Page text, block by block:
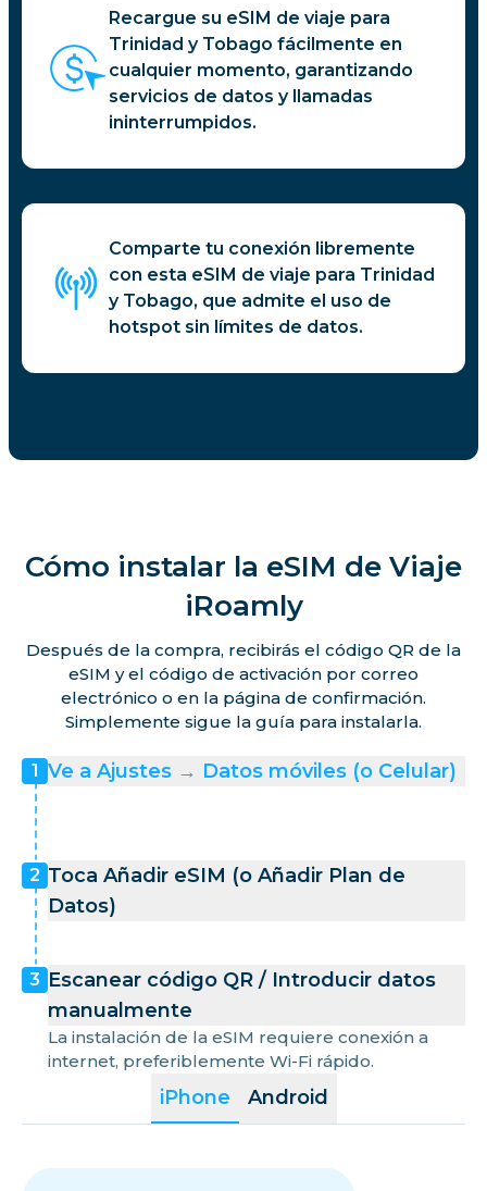
Recargue su eSIM de viaje para
Trinidad y Tobago fácilmente en
cualquier momento, garantizando
servicios de datos y llamadas
ininterrumpidos.
Comparte tu conexión libremente
con esta eSIM de viaje para Trinidad
y Tobago, que admite el uso de
hotspot sin límites de datos.
Cómo instalar la eSIM de Viaje
iRoamly
Después de la compra, recibirás el código QR de la
eSIM y el código de activación por correo
electrónico o en la página de confirmación.
Simplemente sigue la guía para instalarla.
iPhone Android
1 Ve a Ajustes → Datos móviles (o Celular)
2 Toca Añadir eSIM (o Añadir Plan de
Datos)
3 Escanear código QR / Introducir datos
manualmente
La instalación de la eSIM requiere conexión a
internet, preferiblemente Wi-Fi rápido.